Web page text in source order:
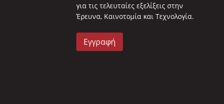
για τις τελευταίες εξελίξεις στην
Έρευνα, Καινοτομία και Τεχνολογία.
Εγγραφή